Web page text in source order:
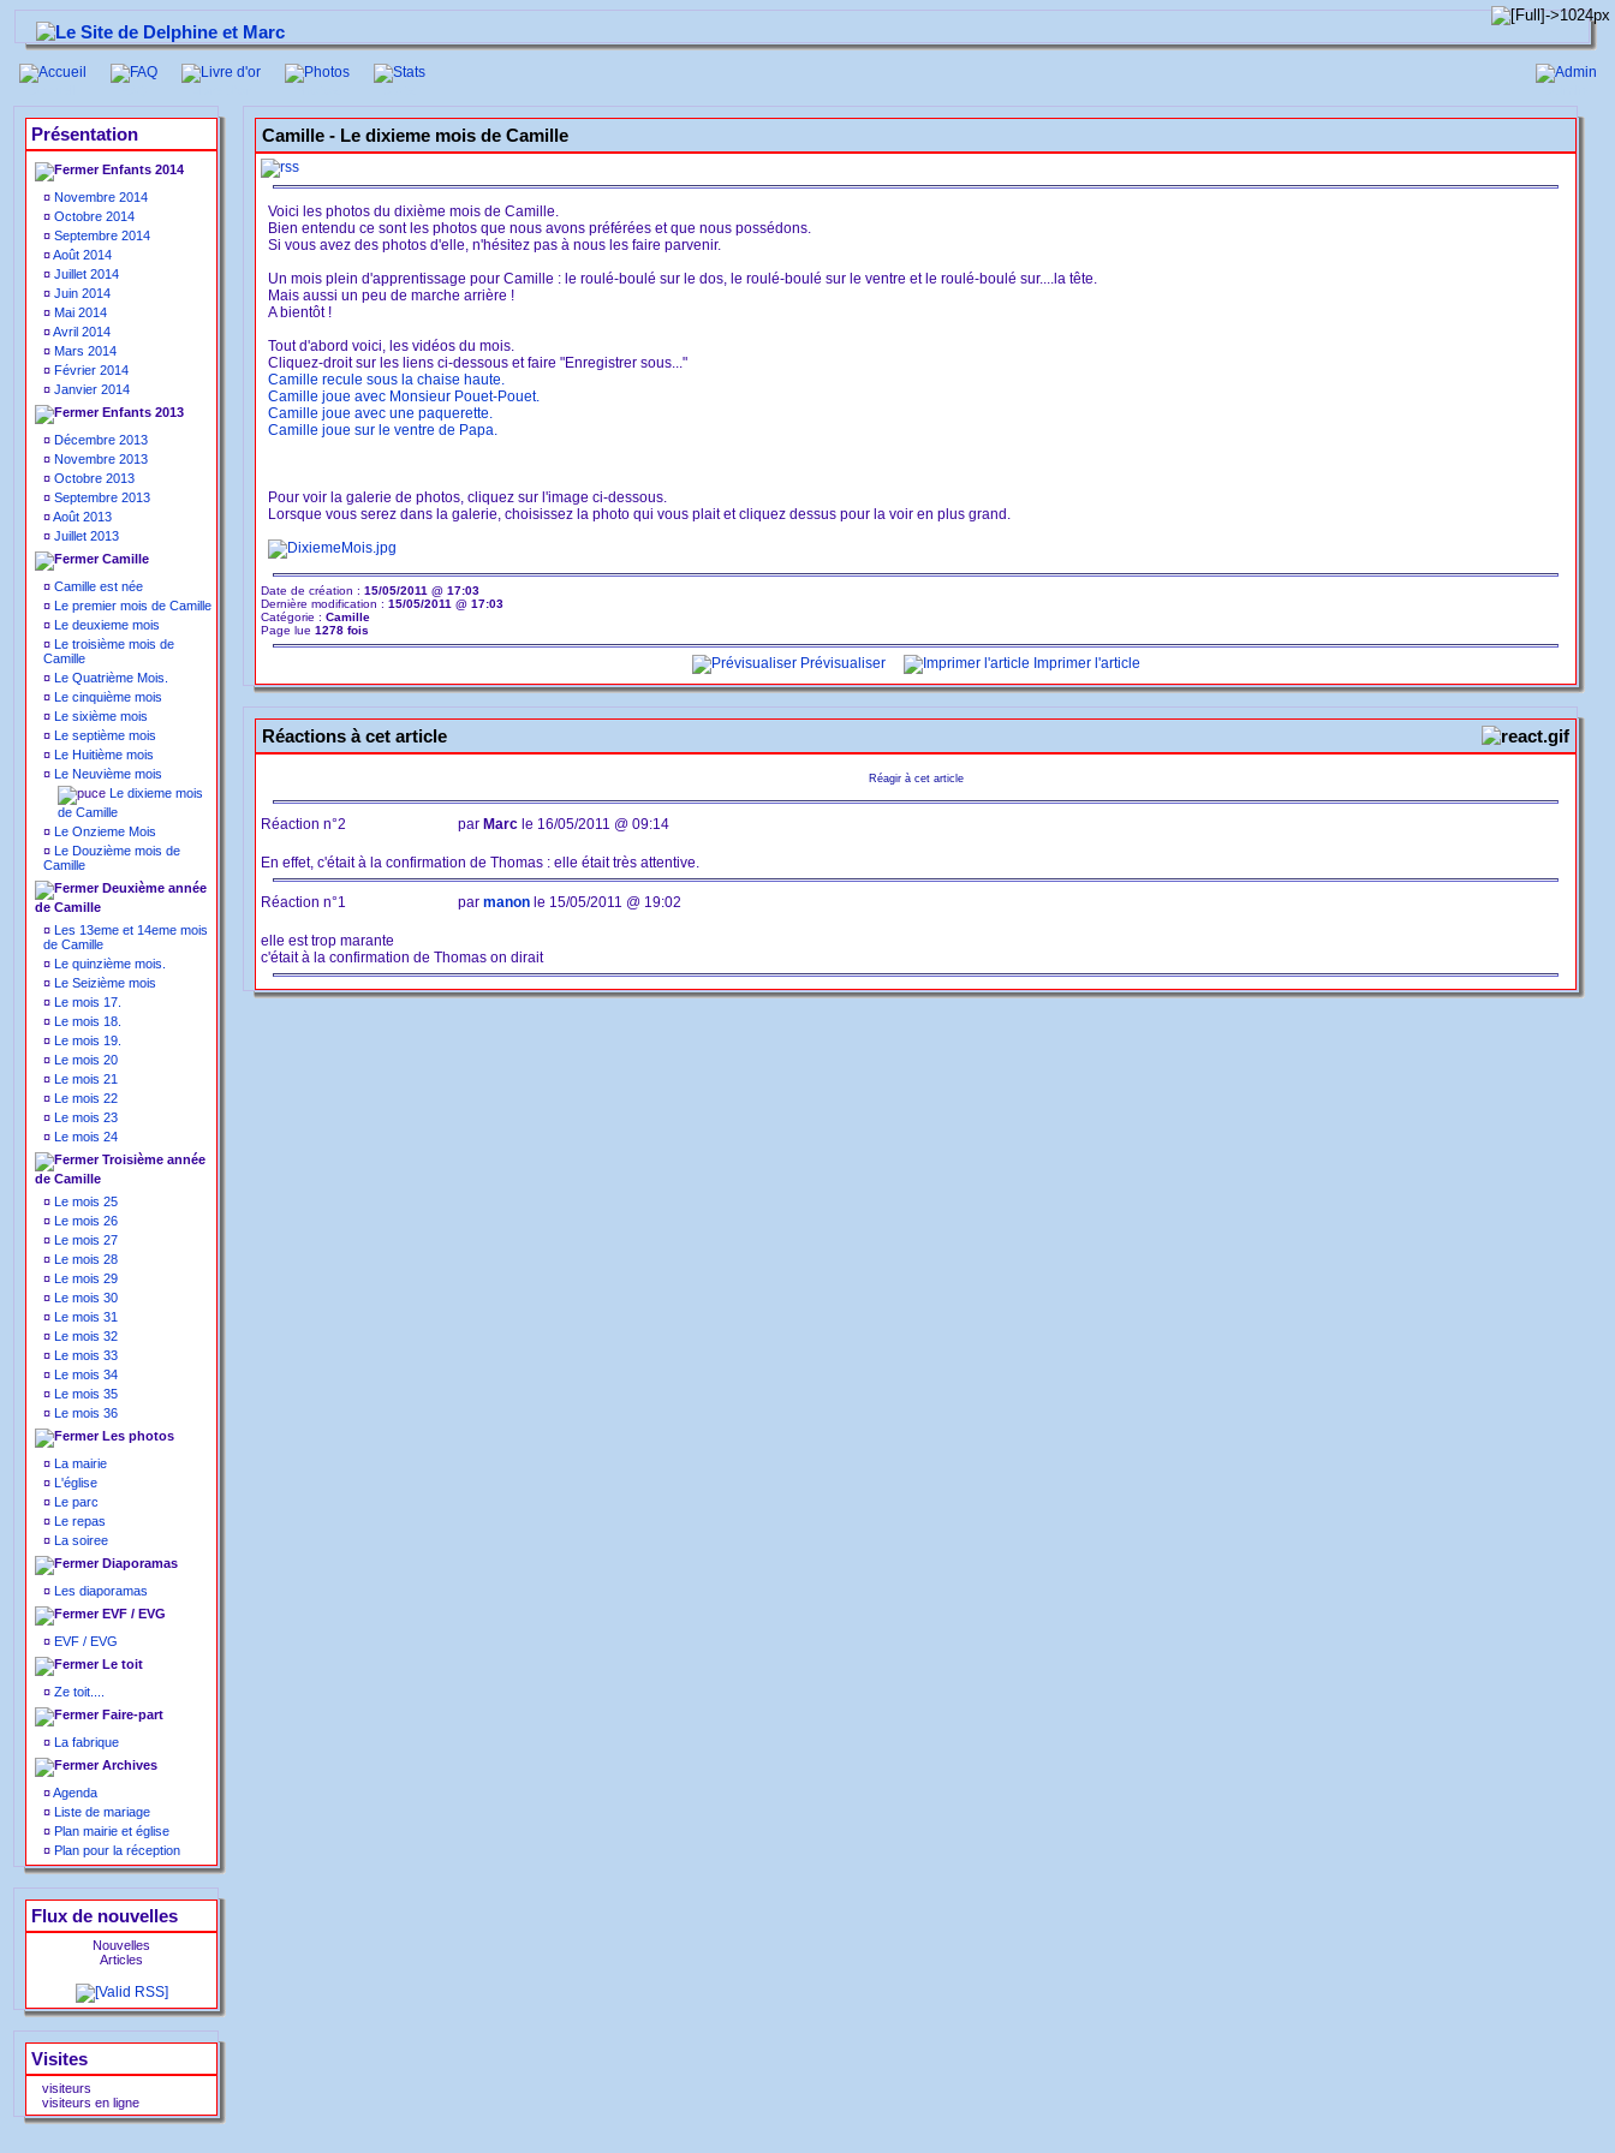
Présentation
Enfants 2014
¤ Novembre 2014
¤ Octobre 2014
¤ Septembre 2014
¤Août 2014
¤ Juillet 2014
¤ Juin 2014
¤ Mai 2014
¤Avril 2014
¤ Mars 2014
¤ Février 2014
¤ Janvier 2014
Enfants 2013
¤ Décembre 2013
¤ Novembre 2013
¤ Octobre 2013
¤ Septembre 2013
¤Août 2013
¤ Juillet 2013
Camille
¤ Camille est née
¤ Le premier mois de Camille
¤ Le deuxieme mois
¤ Le troisième mois de
Camille
¤ Le Quatrième Mois.
¤ Le cinquième mois
¤ Le sixième mois
¤ Le septième mois
¤ Le Huitième mois
¤ Le Neuvième mois
Le dixieme mois
de Camille
¤ Le Onzieme Mois
¤ Le Douzième mois de
Camille
Deuxième année
de Camille
¤ Les 13eme et 14eme mois
de Camille
¤ Le quinzième mois.
¤ Le Seizième mois
¤ Le mois 17.
¤ Le mois 18.
¤ Le mois 19.
¤ Le mois 20
¤ Le mois 21
¤ Le mois 22
¤ Le mois 23
¤ Le mois 24
Troisième année
de Camille
¤ Le mois 25
¤ Le mois 26
¤ Le mois 27
¤ Le mois 28
¤ Le mois 29
¤ Le mois 30
¤ Le mois 31
¤ Le mois 32
¤ Le mois 33
¤ Le mois 34
¤ Le mois 35
¤ Le mois 36
Les photos
¤ La mairie
¤ L'église
¤ Le parc
¤ Le repas
¤ La soiree
Diaporamas
¤ Les diaporamas
EVF / EVG
¤ EVF / EVG
Le toit
¤ Ze toit....
Faire-part
¤ La fabrique
Archives
¤Agenda
¤ Liste de mariage
¤ Plan mairie et église
¤ Plan pour la réception
Flux de nouvelles
Nouvelles
Articles
Visites
visiteurs
visiteurs en ligne
Camille - Le dixieme mois de Camille
Voici les photos du dixième mois de Camille.
Bien entendu ce sont les photos que nous avons préférées et que nous possédons.
Si vous avez des photos d'elle, n'hésitez pas à nous les faire parvenir.
Un mois plein d'apprentissage pour Camille : le roulé-boulé sur le dos, le roulé-boulé sur le ventre et le roulé-boulé sur....la tête.
Mais aussi un peu de marche arrière !
A bientôt !
Tout d'abord voici, les vidéos du mois.
Cliquez-droit sur les liens ci-dessous et faire "Enregistrer sous..."
Camille recule sous la chaise haute.
Camille joue avec Monsieur Pouet-Pouet.
Camille joue avec une paquerette.
Camille joue sur le ventre de Papa.
Pour voir la galerie de photos, cliquez sur l'image ci-dessous.
Lorsque vous serez dans la galerie, choisissez la photo qui vous plait et cliquez dessus pour la voir en plus grand.
Date de création : 15/05/2011 @ 17:03
Dernière modification : 15/05/2011 @ 17:03
Catégorie : Camille
Page lue 1278 fois
Prévisualiser Imprimer l'article
Réactions à cet article
Réagir à cet article
Réaction n°2 par Marc le 16/05/2011 @ 09:14
En effet, c'était à la confirmation de Thomas : elle était très attentive.
Réaction n°1 par manon le 15/05/2011 @ 19:02
elle est trop marante
c'était à la confirmation de Thomas on dirait